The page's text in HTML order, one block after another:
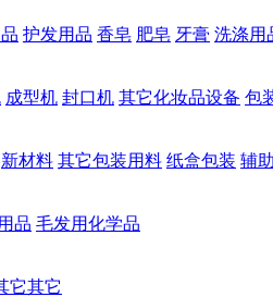
护发用品 香皂 肥皂 牙膏 洗涤用
成型机 封口机 其它化妆品设备 包
新材料 其它包装用料 纸盒包装 辅
品 毛发用化学品
它其它